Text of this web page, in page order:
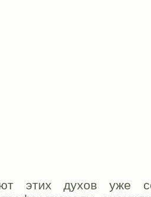
этих духов уже